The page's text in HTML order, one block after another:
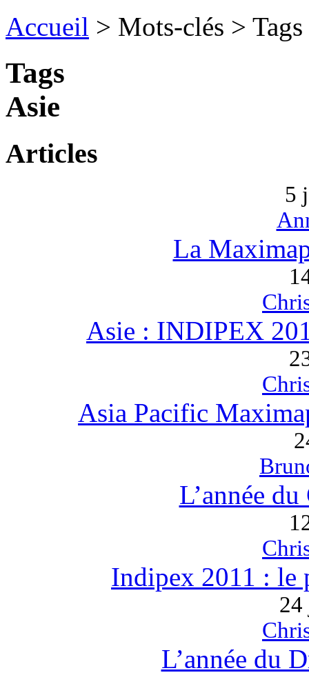
Accueil > Mots-clés >
Tags
Asie
Articles
5
La
Asie : INDIPEX
Asia Pacific
L’année du
Indipex 2011 : le
24
L’année du